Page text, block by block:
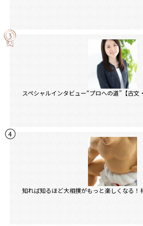
スペシャルインタビュー“プロへの道”【古文
知れば知るほど大相撲がもっと楽しくなる！